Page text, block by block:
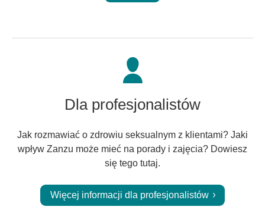
Dla profesjonalistów
Jak rozmawiać o zdrowiu seksualnym z klientami? Jaki
wpływ Zanzu może mieć na porady i zajęcia? Dowiesz
się tego tutaj.
Więcej informacji dla profesjonalistów